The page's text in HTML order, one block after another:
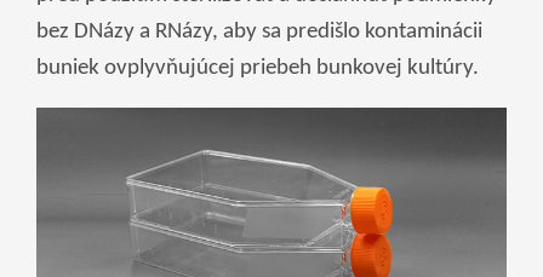
bez DNázy a RNázy, aby sa predišlo kontaminácii
buniek ovplyvňujúcej priebeh bunkovej kultúry.